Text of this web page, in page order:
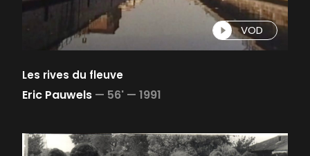
VOD
Les rives du fleuve
Eric Pauwels — 56' — 1991